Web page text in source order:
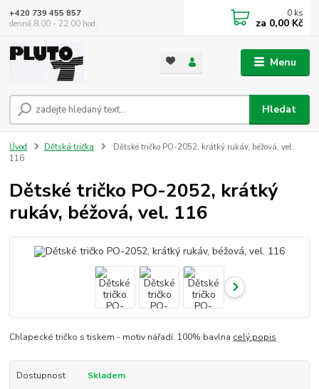
Menu
Hledat
+420 739 455 857
denně 8.00 - 22.00 hod.
0 ks
za 0,00 Kč
Úvod Dětská trička
Dětské tričko PO-2052, krátký rukáv, béžová, vel.
116
Dětské tričko PO-2052, krátký
rukáv, béžová, vel. 116
Chlapecké tričko s tiskem - motiv nářadí. 100% bavlna celý popis
Dostupnost
Skladem